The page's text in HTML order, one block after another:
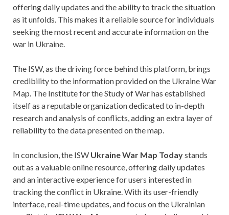
offering daily updates and the ability to track the situation
as it unfolds. This makes it a reliable source for individuals
seeking the most recent and accurate information on the
war in Ukraine.
The ISW, as the driving force behind this platform, brings
credibility to the information provided on the Ukraine War
Map. The Institute for the Study of War has established
itself as a reputable organization dedicated to in-depth
research and analysis of conflicts, adding an extra layer of
reliability to the data presented on the map.
In conclusion, the ISW Ukraine War Map Todaystands
out as a valuable online resource, offering daily updates
and an interactive experience for users interested in
tracking the conflict in Ukraine. With its user-friendly
interface, real-time updates, and focus on the Ukrainian